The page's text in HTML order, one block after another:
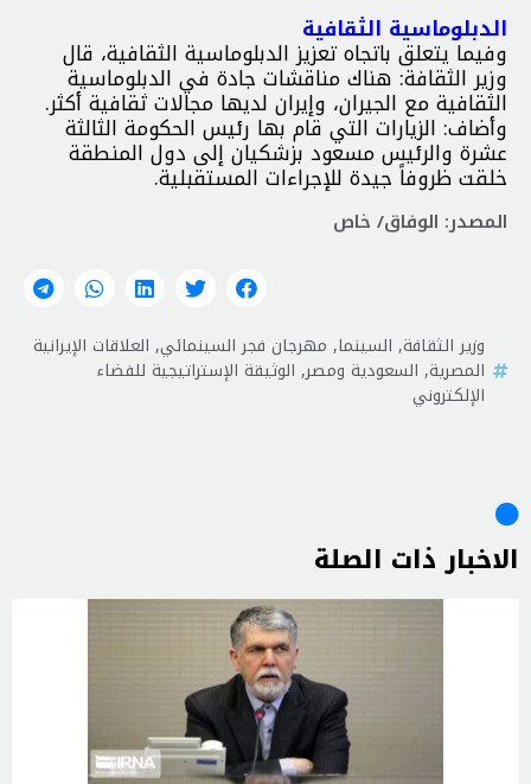
الدبلوماسية الثقافية
وفيما يتعلق باتجاه تعزيز الدبلوماسية الثقافية، قال
وزير الثقافة: هناك مناقشات جادة في الدبلوماسية
الثقافية مع الجيران، وإيران لديها مجالات ثقافية أكثر.
وأضاف: الزيارات التي قام بها رئيس الحكومة الثالثة
عشرة والرئيس مسعود بزشكيان إلى دول المنطقة
خلقت ظروفاً جيدة للإجراءات المستقبلية.
المصدر: الوفاق/ خاص
وزير الثقافة, السينما, مهرجان فجر السينمائي, العلاقات الإيرانية
المصرية, السعودية ومصر, الوثيقة الإستراتيجية للفضاء
الإلكتروني
الاخبار ذات الصلة